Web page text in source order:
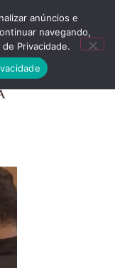
anúncios e
navegando,
Privacidade.